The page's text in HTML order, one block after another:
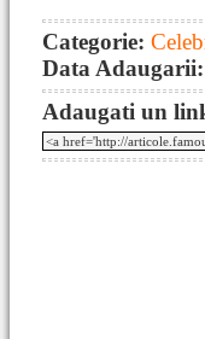
Categorie:
Data Adaugarii:
Adaugati un